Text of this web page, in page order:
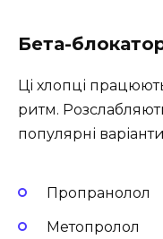
Бета-
Ці хлопці
ритм.
популярні
Пропранолол
Метопролол